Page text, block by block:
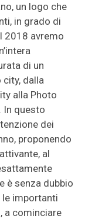
un logo che
in grado di
2018 avremo
di un
city, dalla
alla Photo
In questo
dei
proponendo
al
è senza dubbio
le importanti
a cominciare